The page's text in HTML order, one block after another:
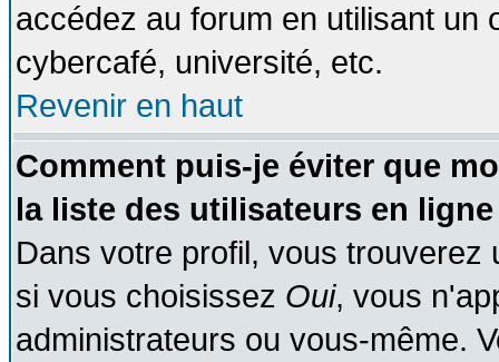
accédez au forum en utilisant un
cybercafé, université, etc.
Revenir en haut
Comment puis-je éviter que
la liste des utilisateurs en
Dans votre profil, vous trouverez
si vous choisissez Oui, vous
administrateurs ou vous-même.